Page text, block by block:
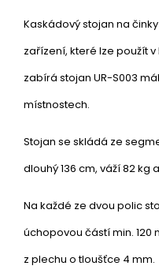
Kaskádový stojan na
zařízení, které lze použít
zabírá stojan UR-S003
místnostech.
Stojan se skládá ze
dlouhý 136 cm, váží 82 kg
Na každé ze dvou polic
úchopovou částí min. 120
z plechu o tloušťce 4 mm.